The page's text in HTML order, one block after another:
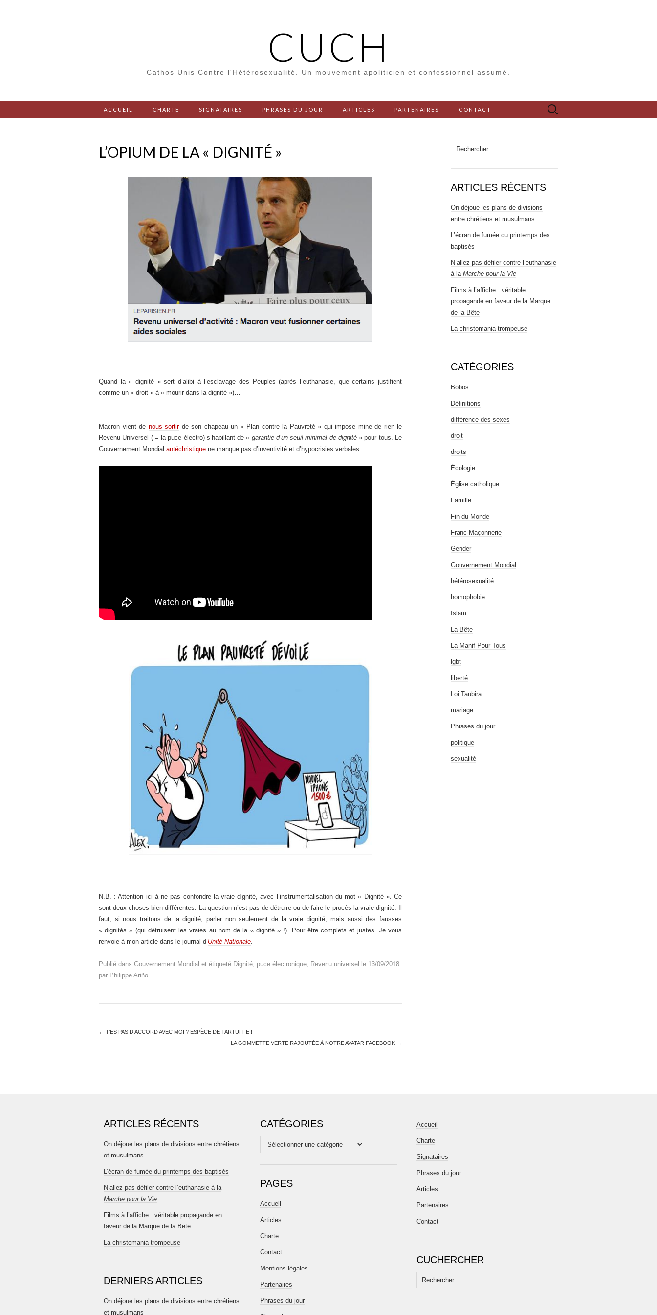
CUCH
Cathos Unis Contre l'Hétérosexualité. Un mouvement apoliticien et confessionnel assumé.
ACCUEIL CHARTE SIGNATAIRES PHRASES DU JOUR ARTICLES PARTENAIRES CONTACT Rechercher :
L’OPIUM DE LA « DIGNITÉ »
Quand la « dignité » sert d’alibi à l’esclavage des Peuples (après l’euthanasie, que certains justifient
comme un « droit » à « mourir dans la dignité »)…
Macron vient de nous sortirde son chapeau un « Plan contre la Pauvreté » qui impose mine de rien le
Revenu Universel ( = la puce électro) s’habillant de « garantie d’un seuil minimal de dignité» pour tous. Le
Gouvernement Mondial antéchristique ne manque pas d’inventivité et d’hypocrisies verbales…
N.B. : Attention ici à ne pas confondre la vraie dignité, avec l’instrumentalisation du mot « Dignité ». Ce
sont deux choses bien différentes. La question n’est pas de détruire ou de faire le procès la vraie dignité. Il
faut, si nous traitons de la dignité, parler non seulement de la vraie dignité, mais aussi des fausses
« dignités » (qui détruisent les vraies au nom de la « dignité » !). Pour être complets et justes. Je vous
renvoie à mon article dans le journal d’Unité Nationale.
Publié dans Gouvernement Mondial et étiqueté Dignité, puce électronique, Revenu universel le 13/09/2018
par Philippe Ariño.
← T’ES PAS D’ACCORD AVEC MOI ? ESPÈCE DE TARTUFFE !
LA GOMMETTE VERTE RAJOUTÉE À NOTRE AVATAR FACEBOOK →
Rechercher :
ARTICLES RÉCENTS
On déjoue les plans de divisions
entre chrétiens et musulmans
L’écran de fumée du printemps des
baptisés
N’allez pas défiler contre l’euthanasie
à la Marche pour la Vie
Films à l’affiche : véritable
propagande en faveur de la Marque
de la Bête
La christomania trompeuse
CATÉGORIES
Bobos
Définitions
différence des sexes
droit
droits
Écologie
Église catholique
Famille
Fin du Monde
Franc-Maçonnerie
Gender
Gouvernement Mondial
hétérosexualité
homophobie
Islam
La Bête
La Manif Pour Tous
lgbt
liberté
Loi Taubira
mariage
Phrases du jour
politique
sexualité
ARTICLES RÉCENTS
On déjoue les plans de divisions entre chrétiens
et musulmans
L’écran de fumée du printemps des baptisés
N’allez pas défiler contre l’euthanasie à la
Marche pour la Vie
Films à l’affiche : véritable propagande en
faveur de la Marque de la Bête
La christomania trompeuse
DERNIERS ARTICLES
On déjoue les plans de divisions entre chrétiens
et musulmans
CATÉGORIES
Catégories
PAGES
Accueil
Articles
Charte
Contact
Mentions légales
Partenaires
Phrases du jour
Accueil
Charte
Signataires
Phrases du jour
Articles
Partenaires
Contact
CUCHERCHER
Rechercher :